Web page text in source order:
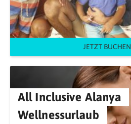
JETZT BUCHEN
All Inclusive Alanya
Wellnessurlaub